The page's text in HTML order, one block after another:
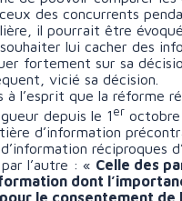
des concurrents
il pourrait être
lui cacher des
fortement sur sa
vicié sa décision.
à l’esprit que la réforme
depuis le 1er octobre
d’information
réciproques
l’autre : « Celle des
dont
le consentement de